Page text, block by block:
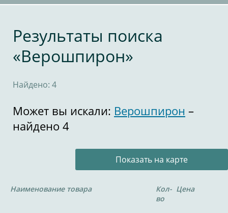
Результаты поиска
«Верошпирон»
Найдено: 4
Может вы искали: Верошпирон –
найдено 4
Показать на карте
Наименование товара
Кол-
во
Цена